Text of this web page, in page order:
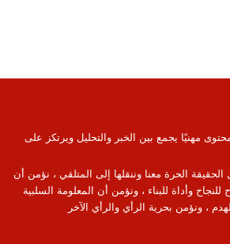
مهنيًا يجمع بين الخبر والتحليل ويرتكز على
الحرة معنا وننقلها إلى المتلقي ، نؤمن أن
للنجاح وأداة للبناء ، ونؤمن أن المعلومة السلبية
، ونؤمن بحرية الرأي والرأي الآخر